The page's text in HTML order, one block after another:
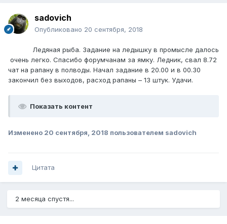
sadovich
Опубликовано 20 сентября, 2018
Ледяная рыба. Задание на ледышку в промысле далось
очень легко. Спасибо форумчанам за ямку. Ледник, свал 8.72
чат на рапану в полводы. Начал задание в 20.00 и в 00.30
закончил без выходов, расход рапаны – 13 штук. Удачи.
Показать контент
Изменено 20 сентября, 2018 пользователем sadovich
Цитата
2 месяца спустя...